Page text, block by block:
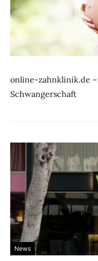
online-zahnklinik.de
Schwangerschaft
News